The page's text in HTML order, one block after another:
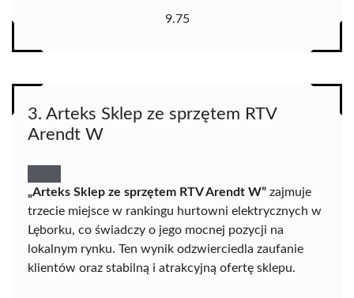
9.75
3. Arteks Sklep ze sprzętem RTV
Arendt W
„Arteks Sklep ze sprzętem RTV Arendt W” zajmuje
trzecie miejsce w rankingu hurtowni elektrycznych w
Lęborku, co świadczy o jego mocnej pozycji na
lokalnym rynku. Ten wynik odzwierciedla zaufanie
klientów oraz stabilną i atrakcyjną ofertę sklepu.